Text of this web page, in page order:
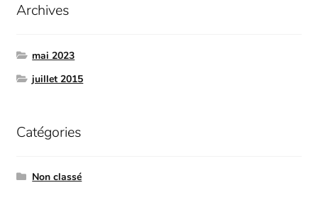
Archives
mai 2023
juillet 2015
Catégories
Non classé